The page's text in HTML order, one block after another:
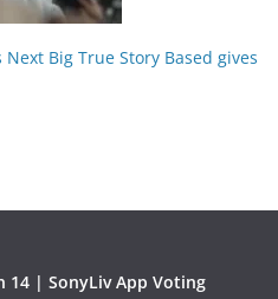
Next Big True Story Based gives
14 | SonyLiv App Voting